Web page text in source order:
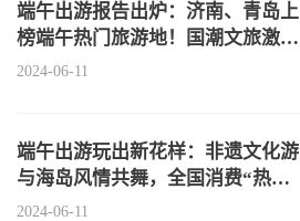
端午出游报告出炉：济南、青岛上
榜端午热门旅游地！国潮文旅激活
新玩法
2024-06-11
端午出游玩出新花样：非遗文化游
与海岛风情共舞，全国消费“热浪”
滚滚
2024-06-11